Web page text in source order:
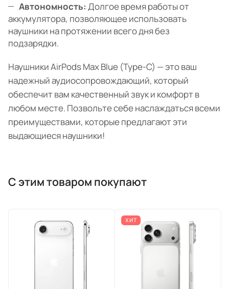
Автономность: Долгое время работы от
аккумулятора, позволяющее использовать
наушники на протяжении всего дня без
подзарядки.
Наушники AirPods Max Blue (Type-C) — это ваш
надежный аудиосопровождающий, который
обеспечит вам качественный звук и комфорт в
любом месте. Позвольте себе наслаждаться всеми
преимуществами, которые предлагают эти
выдающиеся наушники!
С этим товаром покупают
ХИТ